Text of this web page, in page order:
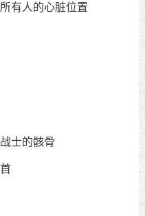
有人的心脏位置
士的骸骨